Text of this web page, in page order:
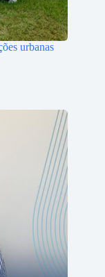
urbanas